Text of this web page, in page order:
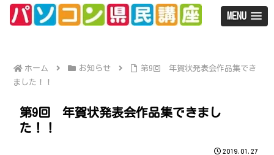
MENU
ホーム お知らせ
第9回 年賀状発表会作品集でき
ました！！
第9回 年賀状発表会作品集できまし
た！！
2019.01.27